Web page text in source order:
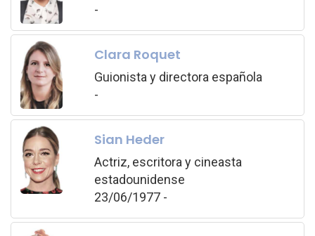
-
Clara Roquet
Guionista y directora española
-
Sian Heder
Actriz, escritora y cineasta
estadounidense
23/06/1977 -